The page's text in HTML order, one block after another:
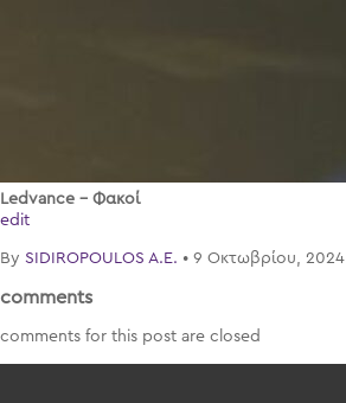
Ledvance – Φακοί
edit
By SIDIROPOULOS A.E. • 9 Οκτωβρίου, 2024
comments
comments for this post are closed